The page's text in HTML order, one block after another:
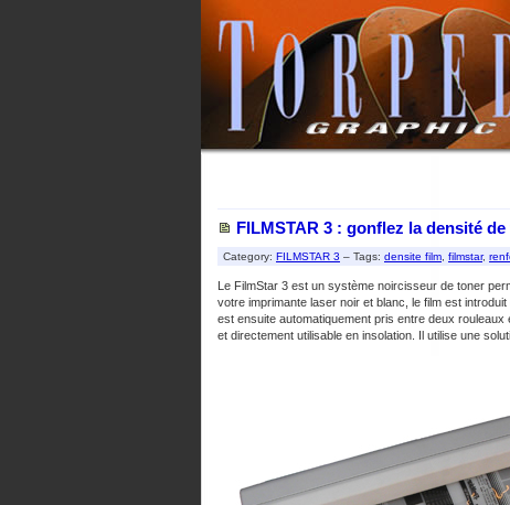
FILMSTAR 3 : gonflez la densité
Category: FILMSTAR 3 – Tags: densite film filmstar,
Le FilmStar 3 est un système noircisseur de toner
votre imprimante laser noir et blanc, le film est
est ensuite automatiquement pris entre deux
et directement utilisable en insolation. Il utilise une